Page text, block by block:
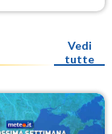
Vedi
tutte